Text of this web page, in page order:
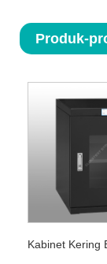
Produk-
Kabinet Kering